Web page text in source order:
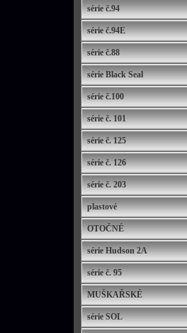
série č.94
série č.94E
série č.88
série Black Seal
série č.100
série č. 101
série č. 125
série č. 126
série č. 203
plastové
OTOČNÉ
série Hudson 2A
série č. 95
MUŠKAŘSKÉ
série SOL